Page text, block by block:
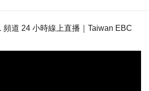
頻道 24 小時線上直播｜Taiwan EBC